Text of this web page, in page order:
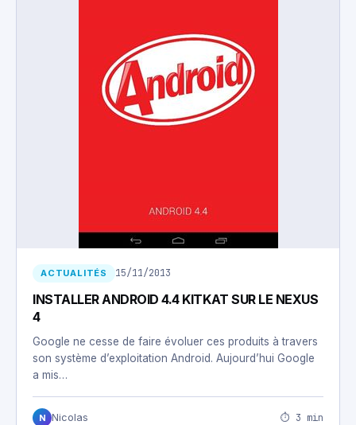
ACTUALITÉS 15/11/2013
INSTALLER ANDROID 4.4 KITKAT SUR LE NEXUS
4
Google ne cesse de faire évoluer ces produits à travers
son système d’exploitation Android. Aujourd’hui Google
a mis…
N Nicolas ⏱ 3 min